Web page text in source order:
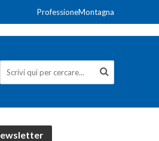
ProfessioneMontagna